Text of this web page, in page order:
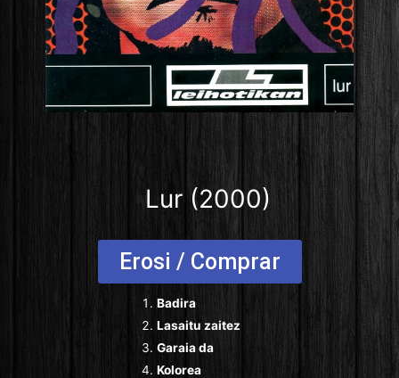
Lur (2000)
Erosi / Comprar
Badira
Lasaitu zaitez
Garaia da
Kolorea